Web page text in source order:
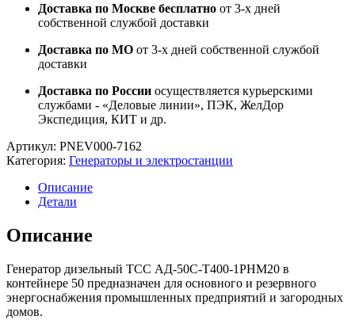
Доставка по Москве бесплатно от 3-х дней
собственной службой доставки
Доставка по МО от 3-х дней собственной службой
доставки
Доставка по России осуществляется курьерскими
службами - «Деловые линии», ПЭК, ЖелДор
Экспедиция, КИТ и др.
Артикул: PNEV000-7162
Категория: Генераторы и электростанции
Описание
Детали
Описание
Генератор дизельный ТСС АД-50С-Т400-1РНМ20 в
контейнере 50 предназначен для основного и резервного
энергоснабжения промышленных предприятий и загородных
домов.